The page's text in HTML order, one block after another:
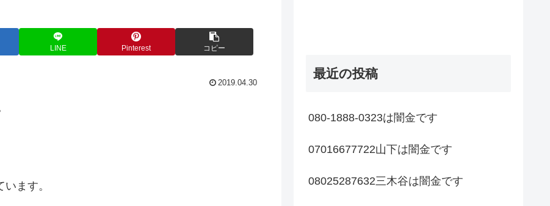
LINE Pinterest コピー
2019.04.30
ます。
最近の投稿
080-1888-0323は闇金です
07016677722山下は闇金です
08025287632三木谷は闇金です